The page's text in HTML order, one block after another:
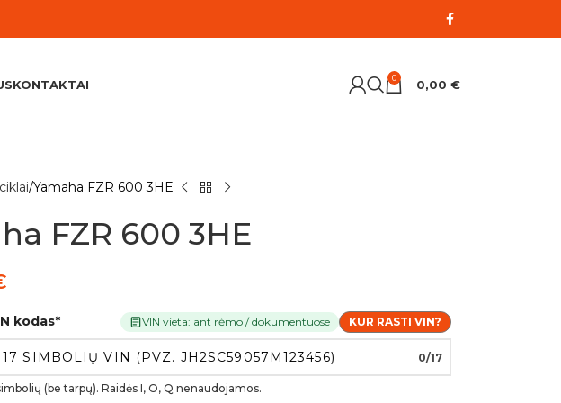
KONTAKTAI 0 0,00 €
Yamaha FZR 600 3HE
FZR 600 3HE
kodas* VIN vieta: ant rėmo / dokumentuose KUR RASTI VIN?
0/17
(be tarpų). Raidės I, O, Q nenaudojamos.